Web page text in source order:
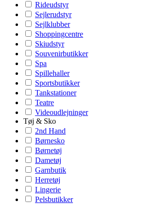
Rideudstyr
Sejlerudstyr
Sejlklubber
Shoppingcentre
Skiudstyr
Souvenirbutikker
Spa
Spillehaller
Sportsbutikker
Tankstationer
Teatre
Videoudlejninger
Tøj & Sko
2nd Hand
Børnesko
Børnetøj
Dametøj
Garnbutik
Herretøj
Lingerie
Pelsbutikker